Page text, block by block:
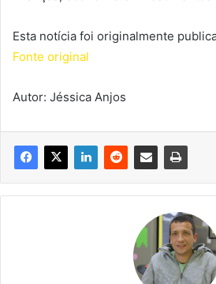
Esta notícia foi originalmente
Fonte original
Autor: Jéssica Anjos